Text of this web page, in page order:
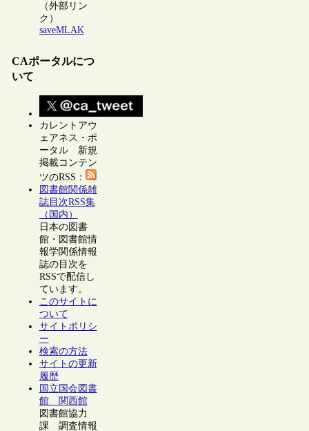
（外部リン
ク）
saveMLAK
CAポータルにつ
いて
カレントアウ
ェアネス・ポ
ータル 新規
掲載コンテン
ツのRSS：
図書館関係雑
誌目次RSS集
（国内）
日本の図書
館・図書館情
報学関係情報
誌の目次を
RSSで配信し
ています。
このサイトに
ついて
サイトポリシ
ー
検索の方法
サイトの更新
履歴
国立国会図書
館 関西館
図書館協力
課 調査情報